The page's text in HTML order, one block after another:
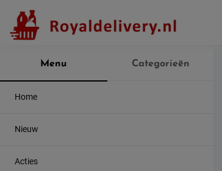
content
Menu Categorieën
Home
Nieuw
Acties